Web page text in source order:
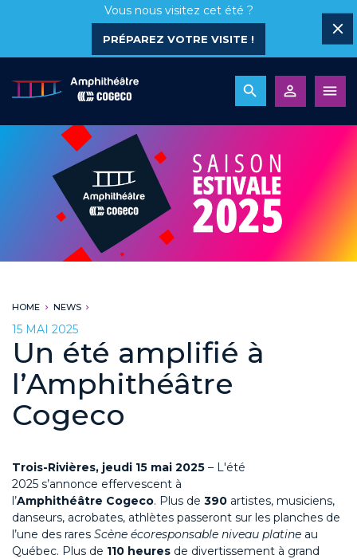
Vous nous visitez cet été ?
PRÉPAREZ VOTRE VISITE !
HOME NEWS
15 MAI 2025
Un été amplifié à
l’Amphithéâtre
Cogeco
Trois-Rivières, jeudi 15 mai 2025 – L'été
2025 s’annonce effervescent à
l’Amphithéâtre Cogeco. Plus de 390 artistes, musiciens,
danseurs, acrobates, athlètes passeront sur les planches de
l’une des rares Scène écoresponsable niveau platine au
Québec. Plus de 110 heures de divertissement à grand